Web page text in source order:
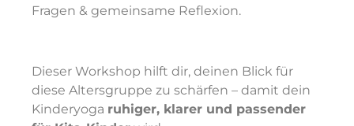
Fragen & gemeinsame Reflexion.
Dieser Workshop hilft dir, deinen Blick für
diese Altersgruppe zu schärfen – damit dein
Kinderyoga ruhiger, klarer und passender